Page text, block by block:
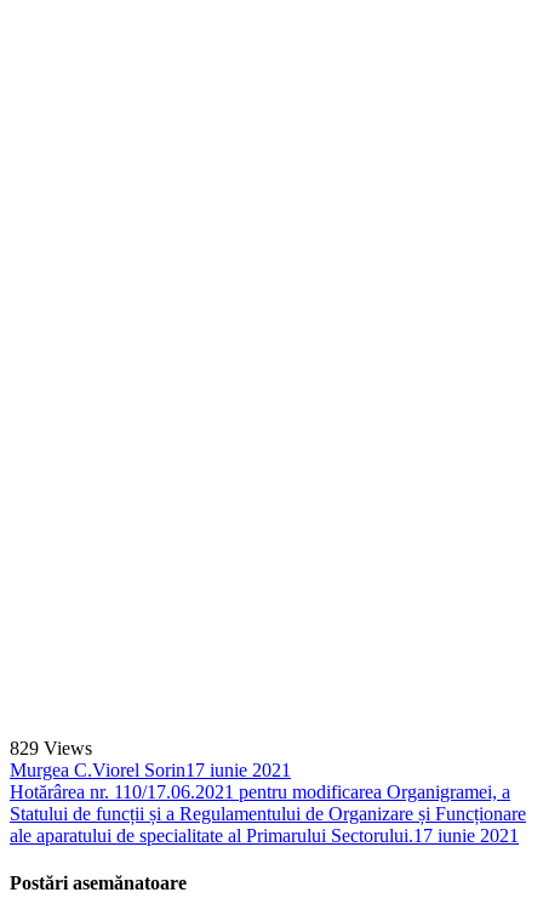
829 Views
Murgea C.Viorel Sorin17 iunie 2021
Hotărârea nr. 110/17.06.2021 pentru modificarea Organigramei, a
Statului de funcții și a Regulamentului de Organizare și Funcționare
ale aparatului de specialitate al Primarului Sectorului.17 iunie 2021
Postări asemănatoare